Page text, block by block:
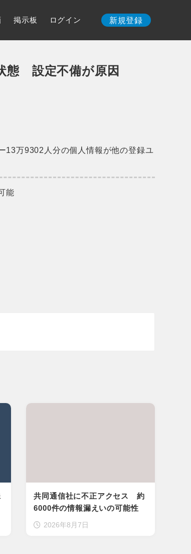
掲示板 ログイン 新規登録
態 設定不備が原因
13万9302人分の個人情報が他の登録ユ
能
共同通信社に不正アクセス 約
6000件の情報漏えいの可能性
2026年8月7日